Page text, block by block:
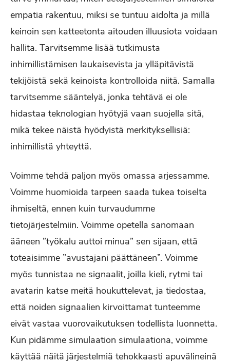
empatia rakentuu, miksi se tuntuu aidolta ja millä
keinoin sen katteetonta aitouden illuusiota voidaan
hallita. Tarvitsemme lisää tutkimusta
inhimillistämisen laukaisevista ja ylläpitävistä
tekijöistä sekä keinoista kontrolloida niitä. Samalla
tarvitsemme sääntelyä, jonka tehtävä ei ole
hidastaa teknologian hyötyjä vaan suojella sitä,
mikä tekee näistä hyödyistä merkityksellisiä:
inhimillistä yhteyttä.
Voimme tehdä paljon myös omassa arjessamme.
Voimme huomioida tarpeen saada tukea toiselta
ihmiseltä, ennen kuin turvaudumme
tietojärjestelmiin. Voimme opetella sanomaan
ääneen ”työkalu auttoi minua” sen sijaan, että
toteaisimme ”avustajani päättäneen”. Voimme
myös tunnistaa ne signaalit, joilla kieli, rytmi tai
avatarin katse meitä houkuttelevat, ja tiedostaa,
että noiden signaalien kirvoittamat tunteemme
eivät vastaa vuorovaikutuksen todellista luonnetta.
Kun pidämme simulaation simulaationa, voimme
käyttää näitä järjestelmiä tehokkaasti apuvälineinä